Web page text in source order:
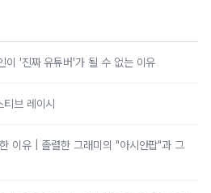
이 '진짜 유튜버'가 될 수 없는 이유
브 레이시
이유 | 졸렬한 그래미의 "아시안팝"과 그